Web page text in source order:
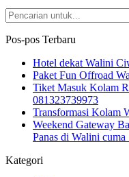
Pencarian
untuk...
Pos-pos Terbaru
Hotel dekat Walini
Paket Fun Offroad
Tiket Masuk Kolam
081323739973
Transformasi Kolam
Weekend Gateway
Panas di Walini cuma
Kategori